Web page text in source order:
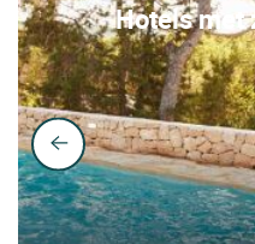
Hotels met